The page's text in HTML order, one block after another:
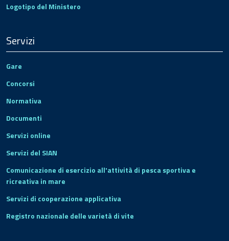
Logotipo del Ministero
Servizi
Gare
Concorsi
Normativa
Documenti
Servizi online
Servizi del SIAN
Comunicazione di esercizio all'attività di pesca sportiva e
ricreativa in mare
Servizi di cooperazione applicativa
Registro nazionale delle varietà di vite